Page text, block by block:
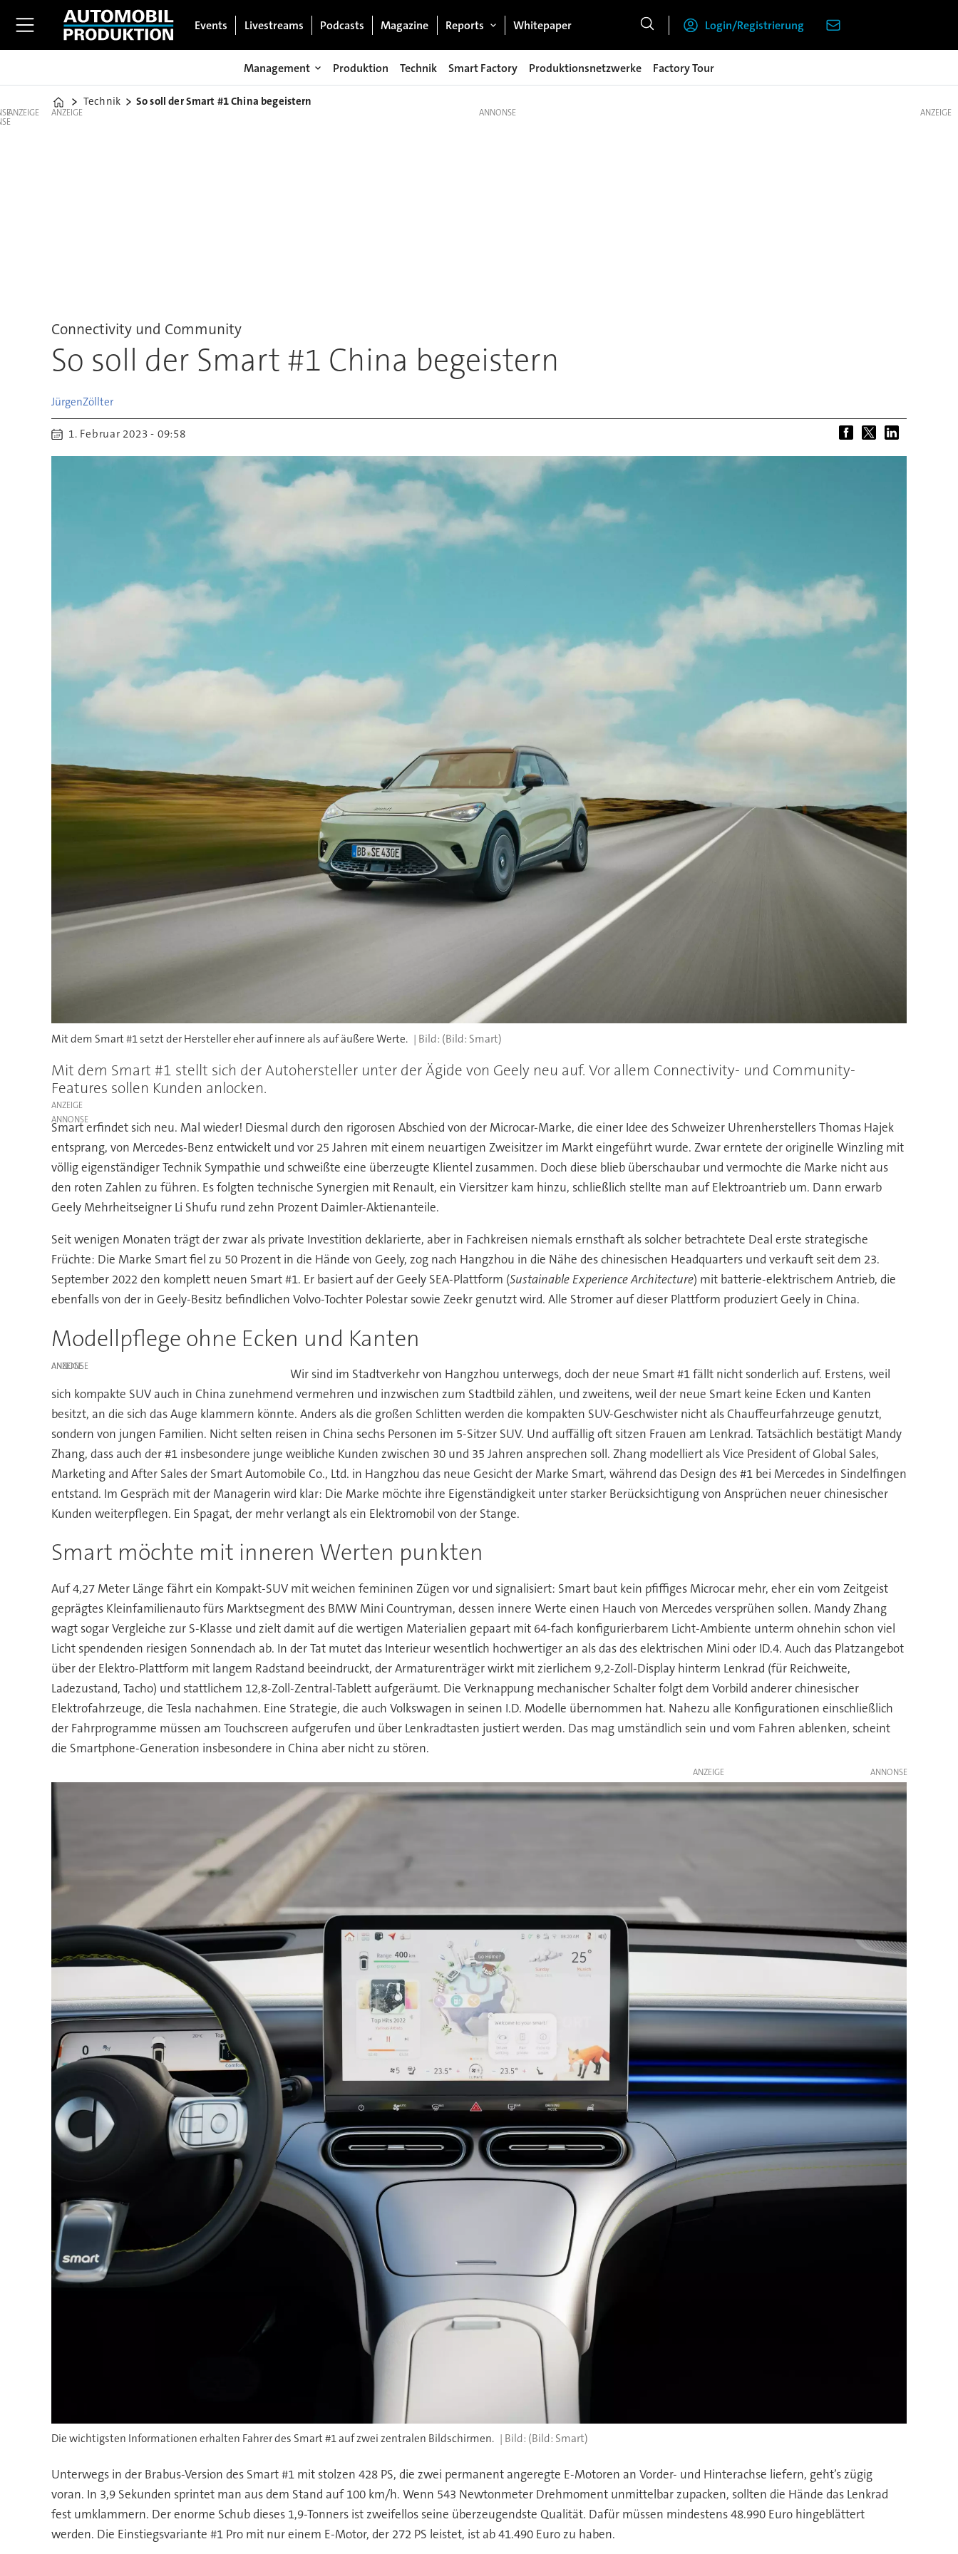
Events Livestreams Podcasts Magazine Reports Whitepaper Login/Registrierung
Management Produktion Technik Smart Factory Produktionsnetzwerke Factory Tour
Home
Technik So soll der Smart #1 China begeistern
ANZEIGE ANZEIGE
Connectivity und Community
So soll der Smart #1 China begeistern
JürgenZöllter
1. Februar 2023 - 09:58
Mit dem Smart #1 setzt der Hersteller eher auf innere als auf äußere Werte. (Bild: Smart)
Mit dem Smart #1 stellt sich der Autohersteller unter der Ägide von Geely neu auf. Vor allem Connectivity- und Community-
Features sollen Kunden anlocken.
ANZEIGE
Smart erfindet sich neu. Mal wieder! Diesmal durch den rigorosen Abschied von der Microcar-Marke, die einer Idee des Schweizer Uhrenherstellers Thomas Hajek
entsprang, von Mercedes-Benz entwickelt und vor 25 Jahren mit einem neuartigen Zweisitzer im Markt eingeführt wurde. Zwar erntete der originelle Winzling mit
völlig eigenständiger Technik Sympathie und schweißte eine überzeugte Klientel zusammen. Doch diese blieb überschaubar und vermochte die Marke nicht aus
den roten Zahlen zu führen. Es folgten technische Synergien mit Renault, ein Viersitzer kam hinzu, schließlich stellte man auf Elektroantrieb um. Dann erwarb
Geely Mehrheitseigner Li Shufu rund zehn Prozent Daimler-Aktienanteile.
Seit wenigen Monaten trägt der zwar als private Investition deklarierte, aber in Fachkreisen niemals ernsthaft als solcher betrachtete Deal erste strategische
Früchte: Die Marke Smart fiel zu 50 Prozent in die Hände von Geely, zog nach Hangzhou in die Nähe des chinesischen Headquarters und verkauft seit dem 23.
September 2022 den komplett neuen Smart #1. Er basiert auf der Geely SEA-Plattform (Sustainable Experience Architecture) mit batterie-elektrischem Antrieb, die
ebenfalls von der in Geely-Besitz befindlichen Volvo-Tochter Polestar sowie Zeekr genutzt wird. Alle Stromer auf dieser Plattform produziert Geely in China.
Modellpflege ohne Ecken und Kanten
ANZEIGE
Wir sind im Stadtverkehr von Hangzhou unterwegs, doch der neue Smart #1 fällt nicht sonderlich auf. Erstens, weil
sich kompakte SUV auch in China zunehmend vermehren und inzwischen zum Stadtbild zählen, und zweitens, weil der neue Smart keine Ecken und Kanten
besitzt, an die sich das Auge klammern könnte. Anders als die großen Schlitten werden die kompakten SUV-Geschwister nicht als Chauffeurfahrzeuge genutzt,
sondern von jungen Familien. Nicht selten reisen in China sechs Personen im 5-Sitzer SUV. Und auffällig oft sitzen Frauen am Lenkrad. Tatsächlich bestätigt Mandy
Zhang, dass auch der #1 insbesondere junge weibliche Kunden zwischen 30 und 35 Jahren ansprechen soll. Zhang modelliert als Vice President of Global Sales,
Marketing and After Sales der Smart Automobile Co., Ltd. in Hangzhou das neue Gesicht der Marke Smart, während das Design des #1 bei Mercedes in Sindelfingen
entstand. Im Gespräch mit der Managerin wird klar: Die Marke möchte ihre Eigenständigkeit unter starker Berücksichtigung von Ansprüchen neuer chinesischer
Kunden weiterpflegen. Ein Spagat, der mehr verlangt als ein Elektromobil von der Stange.
Smart möchte mit inneren Werten punkten
Auf 4,27 Meter Länge fährt ein Kompakt-SUV mit weichen femininen Zügen vor und signalisiert: Smart baut kein pfiffiges Microcar mehr, eher ein vom Zeitgeist
geprägtes Kleinfamilienauto fürs Marktsegment des BMW Mini Countryman, dessen innere Werte einen Hauch von Mercedes versprühen sollen. Mandy Zhang
wagt sogar Vergleiche zur S-Klasse und zielt damit auf die wertigen Materialien gepaart mit 64-fach konfigurierbarem Licht-Ambiente unterm ohnehin schon viel
Licht spendenden riesigen Sonnendach ab. In der Tat mutet das Interieur wesentlich hochwertiger an als das des elektrischen Mini oder ID.4. Auch das Platzangebot
über der Elektro-Plattform mit langem Radstand beeindruckt, der Armaturenträger wirkt mit zierlichem 9,2-Zoll-Display hinterm Lenkrad (für Reichweite,
Ladezustand, Tacho) und stattlichem 12,8-Zoll-Zentral-Tablett aufgeräumt. Die Verknappung mechanischer Schalter folgt dem Vorbild anderer chinesischer
Elektrofahrzeuge, die Tesla nachahmen. Eine Strategie, die auch Volkswagen in seinen I.D. Modelle übernommen hat. Nahezu alle Konfigurationen einschließlich
der Fahrprogramme müssen am Touchscreen aufgerufen und über Lenkradtasten justiert werden. Das mag umständlich sein und vom Fahren ablenken, scheint
die Smartphone-Generation insbesondere in China aber nicht zu stören.
ANZEIGE
Die wichtigsten Informationen erhalten Fahrer des Smart #1 auf zwei zentralen Bildschirmen. (Bild: Smart)
Unterwegs in der Brabus-Version des Smart #1 mit stolzen 428 PS, die zwei permanent angeregte E-Motoren an Vorder- und Hinterachse liefern, geht’s zügig
voran. In 3,9 Sekunden sprintet man aus dem Stand auf 100 km/h. Wenn 543 Newtonmeter Drehmoment unmittelbar zupacken, sollten die Hände das Lenkrad
fest umklammern. Der enorme Schub dieses 1,9-Tonners ist zweifellos seine überzeugendste Qualität. Dafür müssen mindestens 48.990 Euro hingeblättert
werden. Die Einstiegsvariante #1 Pro mit nur einem E-Motor, der 272 PS leistet, ist ab 41.490 Euro zu haben.
ANZEIGE